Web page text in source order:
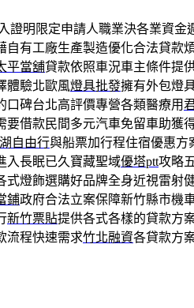
證明限定申請人職業決各業資金
自有工廠生產製造優化合法貸款
平當舖貸款依照車況車主條件提
體驗北歐風燈具批發擁有外包燈
碑台北高評價專營各類醫療用
要借款民間多元汽車免留車助獲
自由行與船票加行程住宿優惠方
入長眠已久寶藏聖域優塔ptt攻略
式燈飾選購好品牌全身近視雷射
鋪政府合法立案保障新竹縣市機
新竹票貼提供各式各樣的貸款方
流程快速需求竹北融資各貸款方